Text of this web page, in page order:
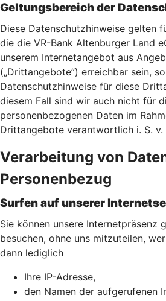
Geltungsbereich der
Diese Datenschutzhinweise gelten
die die VR-Bank Altenburger Land
unserem Internetangebot aus
(„Drittangebote”) erreichbar sein,
Datenschutzhinweise für diese
diesem Fall sind wir auch nicht für
personenbezogenen Daten im
Drittangebote verantwortlich i. S. v.
Verarbeitung von
Personenbezug
Surfen auf unserer
Sie können unsere Internetpräsenz
besuchen, ohne uns mitzuteilen,
dann lediglich
Ihre IP-Adresse,
den Namen der aufgerufenen